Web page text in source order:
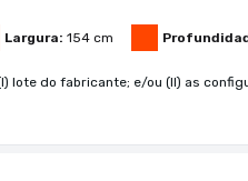
Largura: 154cm
lote do fabricante; e/ou (II) as